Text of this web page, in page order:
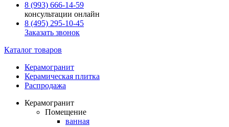
8 (993) 666-14-59
консультации онлайн
8 (495) 295-10-45
Заказать звонок
Каталог товаров
Керамогранит
Керамическая плитка
Распродажа
Керамогранит
Помещение
ванная